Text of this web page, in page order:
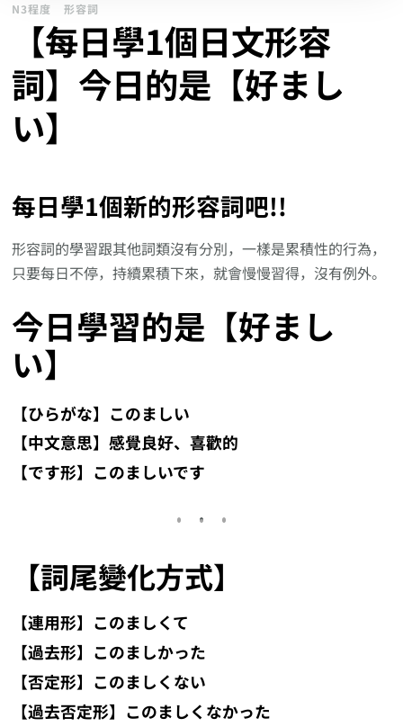
N3程度 形容詞
【每日學1個日文形容
詞】今日的是【好まし
い】
每日學1個新的形容詞吧!!
形容詞的學習跟其他詞類沒有分別，一樣是累積性的行為，
只要每日不停，持續累積下來，就會慢慢習得，沒有例外。
今日學習的是【好まし
い】
【ひらがな】このましい
【中文意思】感覺良好、喜歡的
【です形】このましいです
【詞尾變化方式】
【連用形】このましくて
【過去形】このましかった
【否定形】このましくない
【過去否定形】このましくなかった